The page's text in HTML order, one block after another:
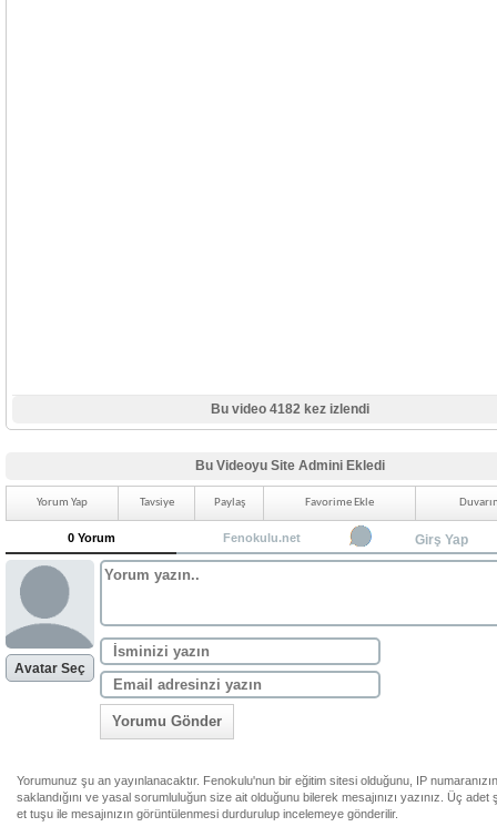
Bu video 4182 kez izlendi
Bu Videoyu Site Admini Ekledi
Yorum Yap Tavsiye Paylaş Favorime Ekle
0 Yorum Fenokulu.net Girş Yap
Avatar Seç
Yorumu Gönder
Yorumunuz şu an yayınlanacaktır. Fenokulu'nun bir eğitim sitesi olduğunu, IP
saklandığını ve yasal sorumluluğun size ait olduğunu bilerek mesajınızı yazınız. Üç adet
et tuşu ile mesajınızın görüntülenmesi durdurulup incelemeye gönderilir.